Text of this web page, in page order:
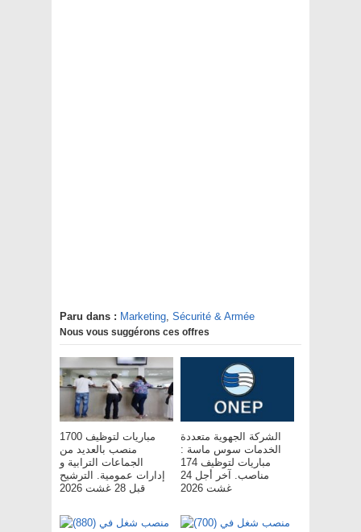
Paru dans : Marketing, Sécurité & Armée
Nous vous suggérons ces offres
مباريات لتوظيف 1700
منصب بالعديد من
الجماعات الترابية و
إدارات عمومية. الترشيح
قبل 28 غشت 2026
الشركة الجهوية متعددة
الخدمات سوس ماسة :
مباريات لتوظيف 174
مناصب. آخر أجل 24
غشت 2026